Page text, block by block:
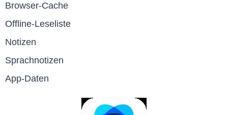
Browser-Cache
Offline-Leseliste
Notizen
Sprachnotizen
App-Daten